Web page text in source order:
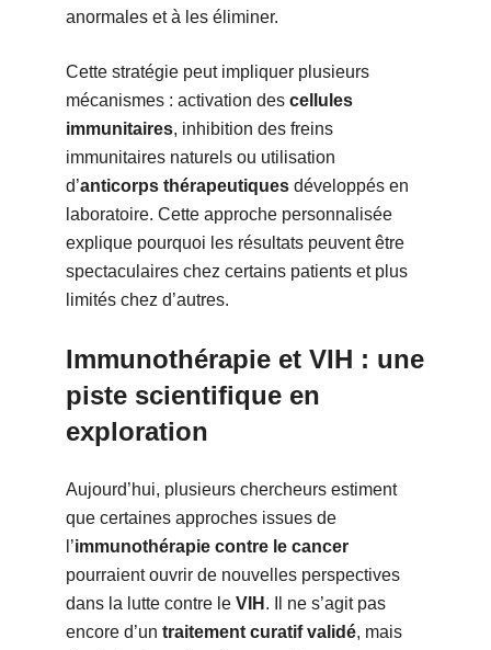
anormales et à les éliminer.
Cette stratégie peut impliquer plusieurs
mécanismes : activation des cellules
immunitaires, inhibition des freins
immunitaires naturels ou utilisation
d’anticorps thérapeutiquesdéveloppés en
laboratoire. Cette approche personnalisée
explique pourquoi les résultats peuvent être
spectaculaires chez certains patients et plus
limités chez d’autres.
Immunothérapie et VIH : une
piste scientifique en
exploration
Aujourd’hui, plusieurs chercheurs estiment
que certaines approches issues de
l’immunothérapie contre le cancer
pourraient ouvrir de nouvelles perspectives
dans la lutte contre le VIH . Il ne s’agit pas
encore d’un traitement curatif validé, mais